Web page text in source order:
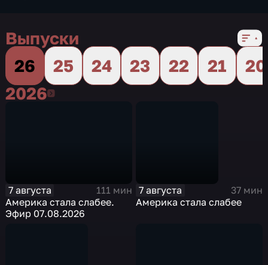
Выпуски
26
25 24 23 22 21
20
20262026
7 августа
111 мин
Америка стала слабее.
Эфир 07.08.2026
7 августа
37 мин
Америка стала слабее